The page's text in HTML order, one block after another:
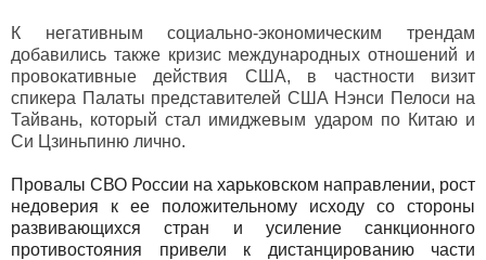
К негативным социально-экономическим трендам
добавились также кризис международных отношений и
провокативные действия США, в частности визит
спикера Палаты представителей США Нэнси Пелоси на
Тайвань, который стал имиджевым ударом по Китаю и
Си Цзиньпиню лично.
Провалы СВО России на харьковском направлении, рост
недоверия к ее положительному исходу со стороны
развивающихся стран и усиление санкционного
противостояния привели к дистанцированию части